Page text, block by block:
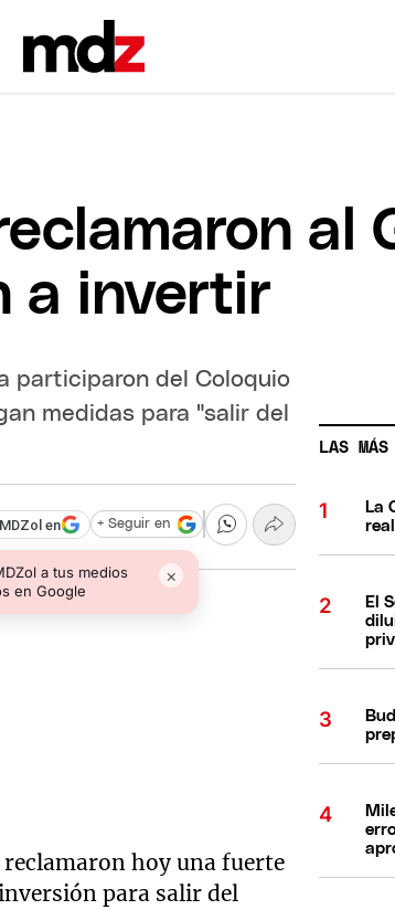
al
a invertir
participaron del Coloquio
medidas para "salir del
en
a tus medios
en Google
×
+ Seguir en
reclamaron hoy una fuerte
para salir del
LAS
La
El